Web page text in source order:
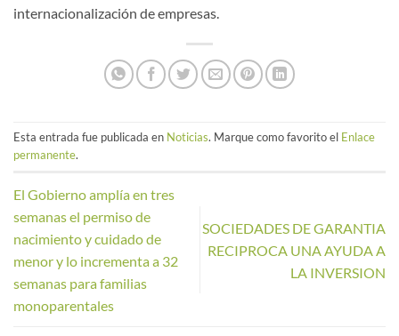
internacionalización de empresas.
Esta entrada fue publicada en Noticias. Marque como favorito el Enlace
permanente.
El Gobierno amplía en tres
semanas el permiso de
nacimiento y cuidado de
menor y lo incrementa a 32
semanas para familias
monoparentales
SOCIEDADES DE GARANTIA
RECIPROCA UNA AYUDA A
LA INVERSION